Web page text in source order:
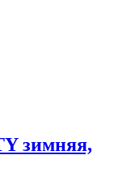
зимняя,